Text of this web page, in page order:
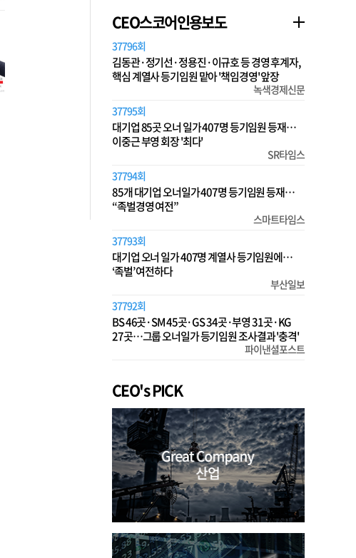
CEO스코어인용보도
37796회
김동관·정기선·정용진·이규호 등 경영 후계자,
핵심 계열사 등기임원 맡아 '책임경영' 앞장
녹색경제신문
37795회
대기업 85곳 오너 일가 407명 등기임원 등재…
이중근 부영 회장 '최다'
SR타임스
37794회
85개 대기업 오너일가 407명 등기임원 등재…
“족벌경영 여전”
스마트타임스
37793회
대기업 오너 일가 407명 계열사 등기임원에…
‘족벌’ 여전하다
부산일보
37792회
BS 46곳·SM 45곳·GS 34곳·부영 31곳·KG
27곳…그룹 오너일가 등기임원 조사결과 '충격'
파이낸셜포스트
CEO's PICK